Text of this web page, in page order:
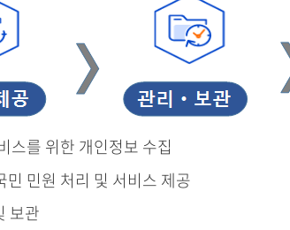
스를 위한 개인정보 수집
민원 처리 및 서비스 제공
보관